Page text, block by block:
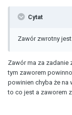
Cytat
Zawór zwrotny
Zawór ma za
tym zaworem
powinien chyba że na
to co jest a zaworem